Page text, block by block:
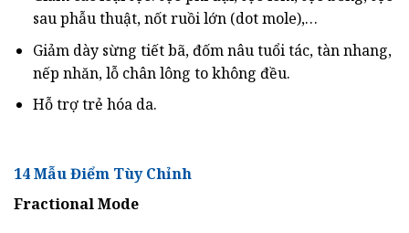
sau phẫu thuật, nốt ruồi lớn (dot mole),…
Giảm dày sừng tiết bã, đốm nâu tuổi tác, tàn nhang,
nếp nhăn, lỗ chân lông to không đều.
Hỗ trợ trẻ hóa da.
14 Mẫu Điểm Tùy Chỉnh
Fractional Mode